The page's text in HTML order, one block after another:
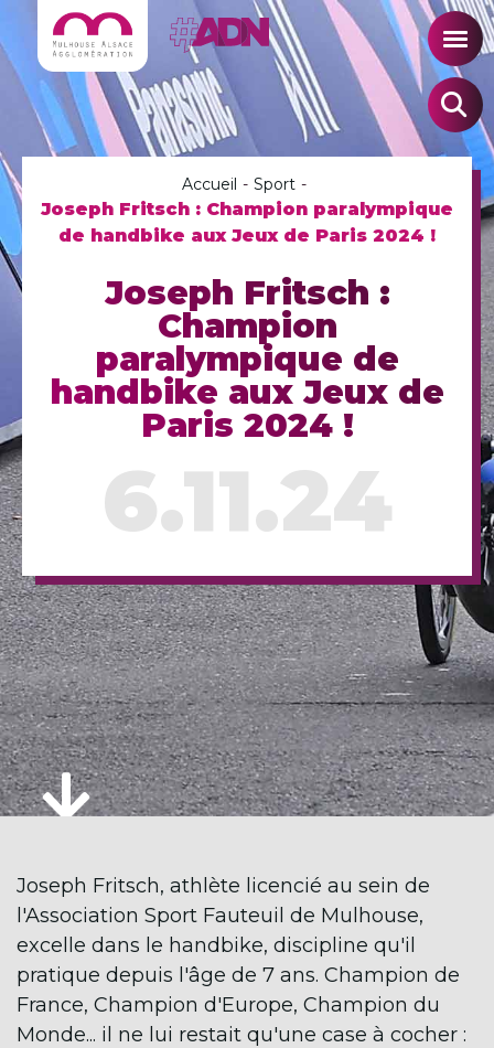
Accueil - Sport -
Joseph Fritsch : Champion paralympique
de handbike aux Jeux de Paris 2024 !
Joseph Fritsch :
Champion
paralympique de
handbike aux Jeux de
Paris 2024 !
6.11.24
Joseph Fritsch, athlète licencié au sein de
l'Association Sport Fauteuil de Mulhouse,
excelle dans le handbike, discipline qu'il
pratique depuis l'âge de 7 ans. Champion de
France, Champion d'Europe, Champion du
Monde... il ne lui restait qu'une case à cocher :